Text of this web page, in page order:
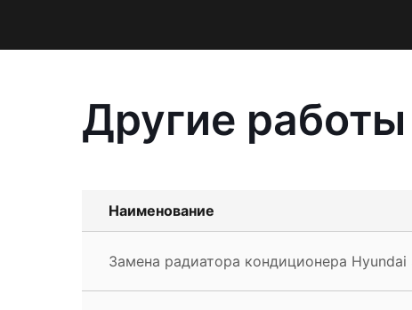
Другие
Наименование
Замена радиатора кондиционера Hyundai